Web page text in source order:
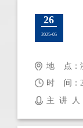
26
2025-05
地 点：
时 间：
主 讲 人